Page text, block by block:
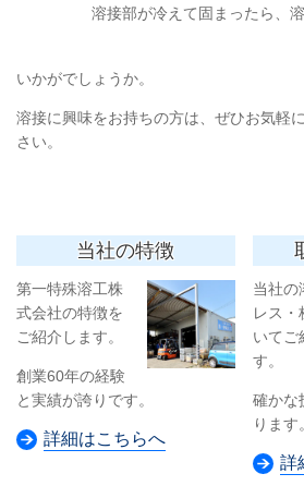
溶接部が冷えて固まったら、溶
いかがでしょうか。
溶接に興味をお持ちの方は、ぜひお気軽
さい。
当社の特徴
第一特殊溶工株
式会社の特徴を
ご紹介します。
創業60年の経験
と実績が誇りです。
詳細はこちらへ
当社の
レス・
いてご
す。
確かな
ります
詳